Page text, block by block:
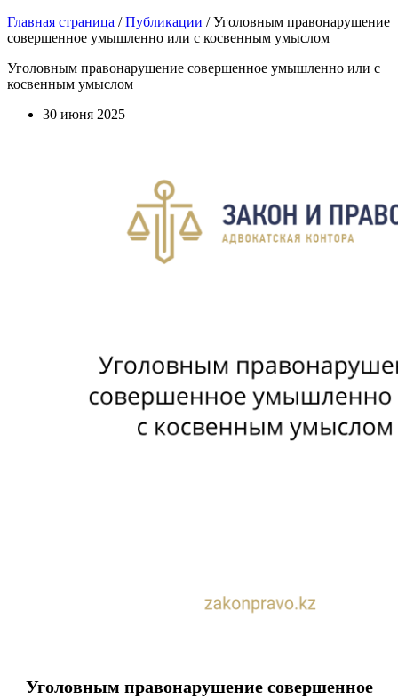
Главная страница /Публикации /Уголовным правонарушение
совершенное умышленно или с косвенным умыслом
Уголовным правонарушение совершенное умышленно или с
косвенным умыслом
30 июня 2025
Уголовным правонарушение совершенное